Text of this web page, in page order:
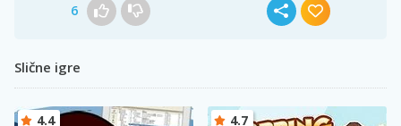
6
Slične igre
4.4 4.7